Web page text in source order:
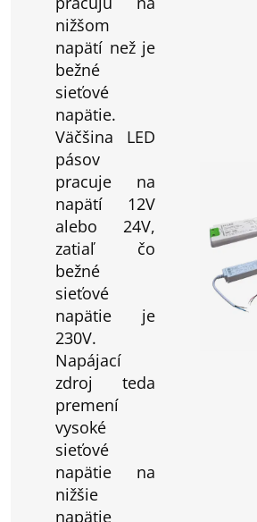
nižšom
napätí než je
bežné
sieťové
napätie.
Väčšina LED
pásov
pracuje na
napätí 12V
alebo 24V,
zatiaľ čo
bežné
sieťové
napätie je
230V.
Napájací
zdroj teda
premení
vysoké
sieťové
napätie na
nižšie
napätie